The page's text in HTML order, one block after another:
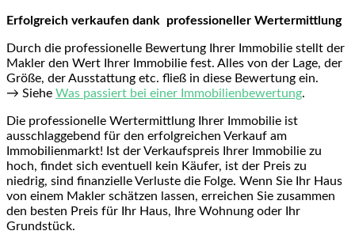
Erfolgreich verkaufen dank professioneller Wertermittlung
Durch die professionelle Bewertung Ihrer Immobilie stellt der
Makler den Wert Ihrer Immobilie fest. Alles von der Lage, der
Größe, der Ausstattung etc. fließ in diese Bewertung ein.
→ Siehe Was passiert bei einer Immobilienbewertung.
Die professionelle Wertermittlung Ihrer Immobilie ist
ausschlaggebend für den erfolgreichen Verkauf am
Immobilienmarkt! Ist der Verkaufspreis Ihrer Immobilie zu
hoch, findet sich eventuell kein Käufer, ist der Preis zu
niedrig, sind finanzielle Verluste die Folge. Wenn Sie Ihr Haus
von einem Makler schätzen lassen, erreichen Sie zusammen
den besten Preis für Ihr Haus, Ihre Wohnung oder Ihr
Grundstück.